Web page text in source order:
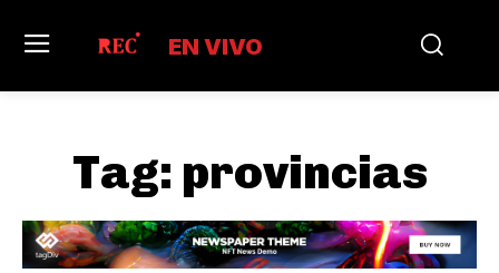
EN VIVO
Tag: provincias